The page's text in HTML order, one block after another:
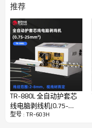
电源：AC220V 50/60HZ(
显示方式：7寸人机界面
功能：①单芯线、多芯电
剥皮；
②多芯护套线，外皮
导线类型：单芯线、多芯
加工范围：0.75-30mm²
切割长度：1-
切割公差：0.002*L以内
剥皮长度：前 剥：外护
后 剥：外护套全脱
推荐
TR-880L 全自动护套芯
线电脑剥线机(0.75-
25mm²)
型号 : TR-603H